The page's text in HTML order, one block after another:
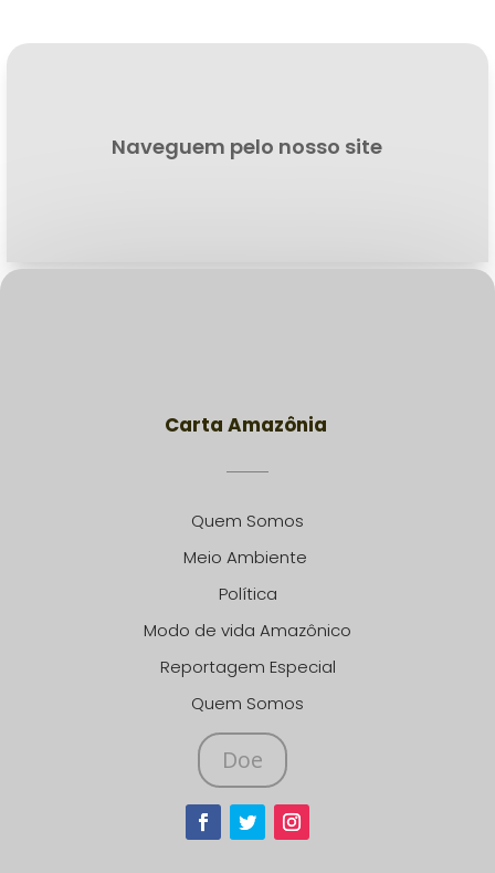
Naveguem pelo nosso site
Carta Amazônia
Quem Somos
Meio Ambiente
Política
Modo de vida Amazônico
Reportagem Especial
Quem Somos
Doe